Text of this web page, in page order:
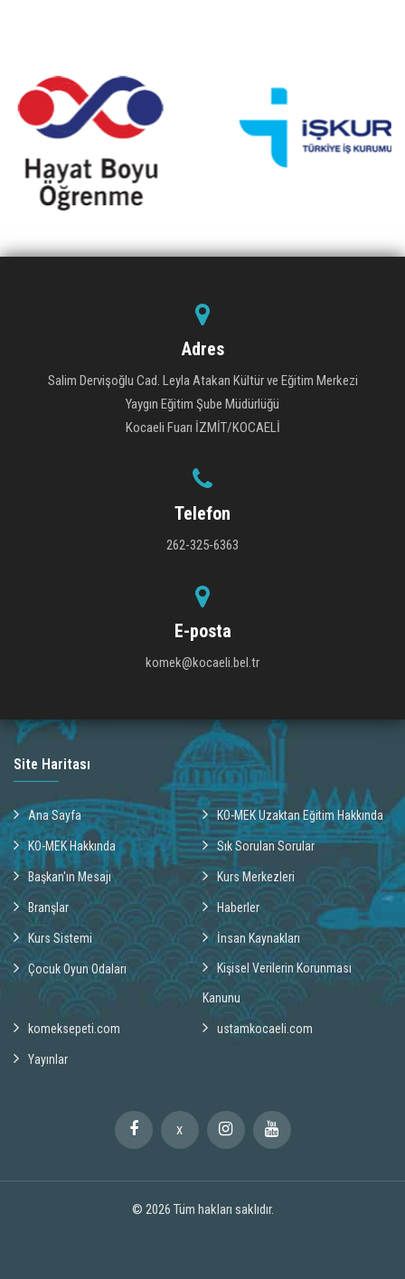
Adres
Salim Dervişoğlu Cad. Leyla Atakan Kültür ve Eğitim Merkezi
Yaygın Eğitim Şube Müdürlüğü
Kocaeli Fuarı İZMİT/KOCAELİ
Telefon
262-325-6363
E-posta
komek@kocaeli.bel.tr
Site Haritası
Ana Sayfa KO-MEK Uzaktan Eğitim Hakkında
KO-MEK Hakkında Sık Sorulan Sorular
Başkan'ın Mesajı Kurs Merkezleri
Branşlar Haberler
Kurs Sistemi İnsan Kaynakları
Çocuk Oyun Odaları Kişisel Verilerin Korunması
Kanunu
komeksepeti.com ustamkocaeli.com
Yayınlar
X
© 2026 Tüm hakları saklıdır.